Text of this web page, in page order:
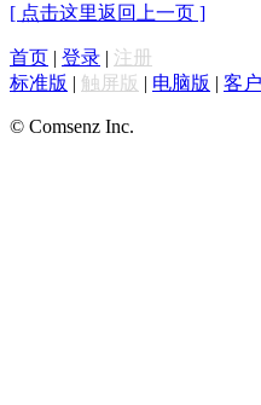
[ 点击这里返回上一页 ]
首页 | 登录 | 注册
标准版 | 触屏版 | 电脑版 | 客
© Comsenz Inc.